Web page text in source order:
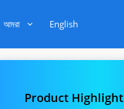
আমরা English
Product Highlight